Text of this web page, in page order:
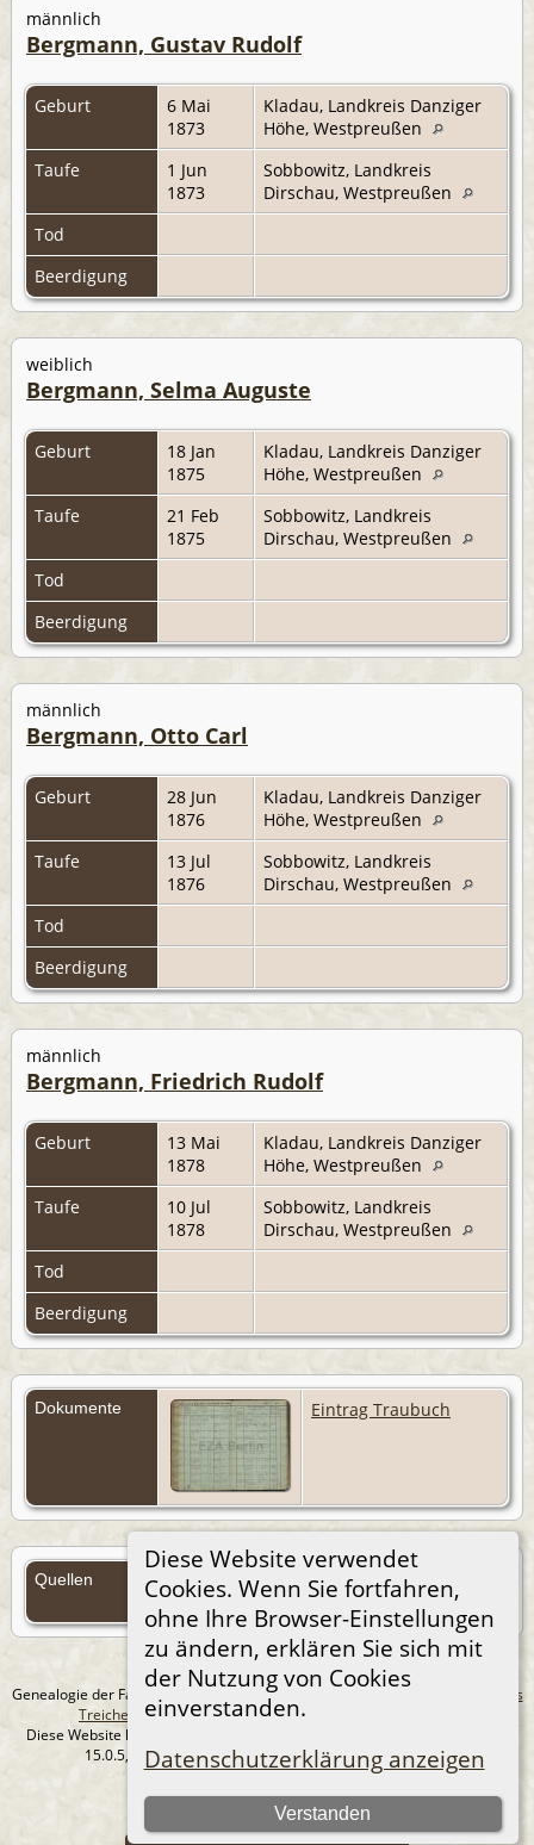
Diese Website verwendet
Cookies. Wenn Sie fortfahren,
ohne Ihre Browser-Einstellungen
zu ändern, erklären Sie sich mit
der Nutzung von Cookies
einverstanden.
Datenschutzerklärung anzeigen
Verstanden
männlich
Bergmann, Gustav Rudolf
Geburt
6 Mai
1873
Kladau, Landkreis Danziger
Höhe, Westpreußen
Taufe
1 Jun
1873
Sobbowitz, Landkreis
Dirschau, Westpreußen
Tod
Beerdigung
weiblich
Bergmann, Selma Auguste
Geburt
18 Jan
1875
Kladau, Landkreis Danziger
Höhe, Westpreußen
Taufe
21 Feb
1875
Sobbowitz, Landkreis
Dirschau, Westpreußen
Tod
Beerdigung
männlich
Bergmann, Otto Carl
Geburt
28 Jun
1876
Kladau, Landkreis Danziger
Höhe, Westpreußen
Taufe
13 Jul
1876
Sobbowitz, Landkreis
Dirschau, Westpreußen
Tod
Beerdigung
männlich
Bergmann, Friedrich Rudolf
Geburt
13 Mai
1878
Kladau, Landkreis Danziger
Höhe, Westpreußen
Taufe
10 Jul
1878
Sobbowitz, Landkreis
Dirschau, Westpreußen
Tod
Beerdigung
Dokumente Eintrag Traubuch
Quellen
Quellen (Anmelden)
Genealogie der Familie Treichel aus Berlin. - erstellt und betreut von
Andreas
Treichel
Copyright © 2014-2026 Alle Rechte vorbehalten.
Diese Website läuft mit
15.0.5, programmiert von Darrin Lythgoe © 2001-2026.
Datenschutzerklärung
--- Self-Hosted at home ---